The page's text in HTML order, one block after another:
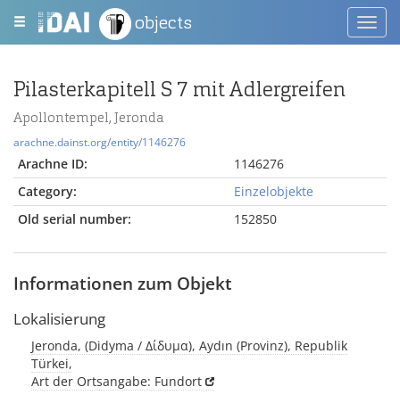
objects
Pilasterkapitell S 7 mit Adlergreifen
Apollontempel, Jeronda
arachne.dainst.org/entity/1146276
Arachne ID:
1146276
Category:
Einzelobjekte
Old serial number:
152850
Informationen zum Objekt
Lokalisierung
Jeronda, (Didyma / Δίδυμα), Aydın (Provinz), Republik
Türkei,
Art der Ortsangabe: Fundort